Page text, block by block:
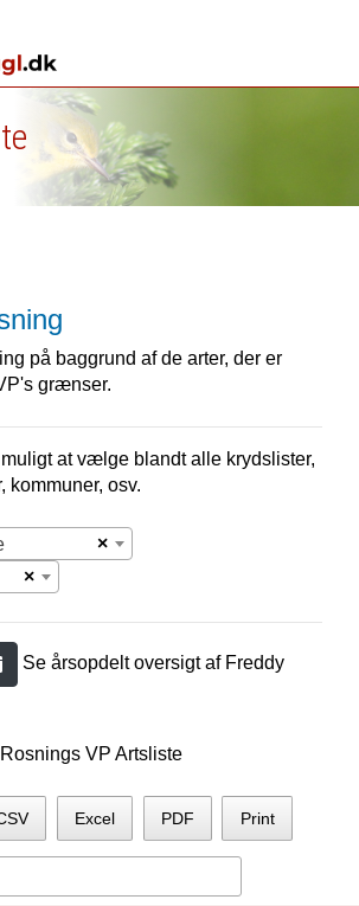
på baggrund af de arter, der er
grænser.
at vælge blandt alle krydslister,
kommuner, osv.
×
×
Se årsopdelt oversigt af Freddy
VP Artsliste
Excel PDF Print